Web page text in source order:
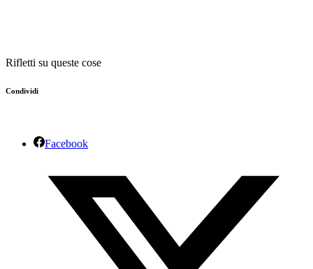
Rifletti su queste cose
Condividi
Facebook